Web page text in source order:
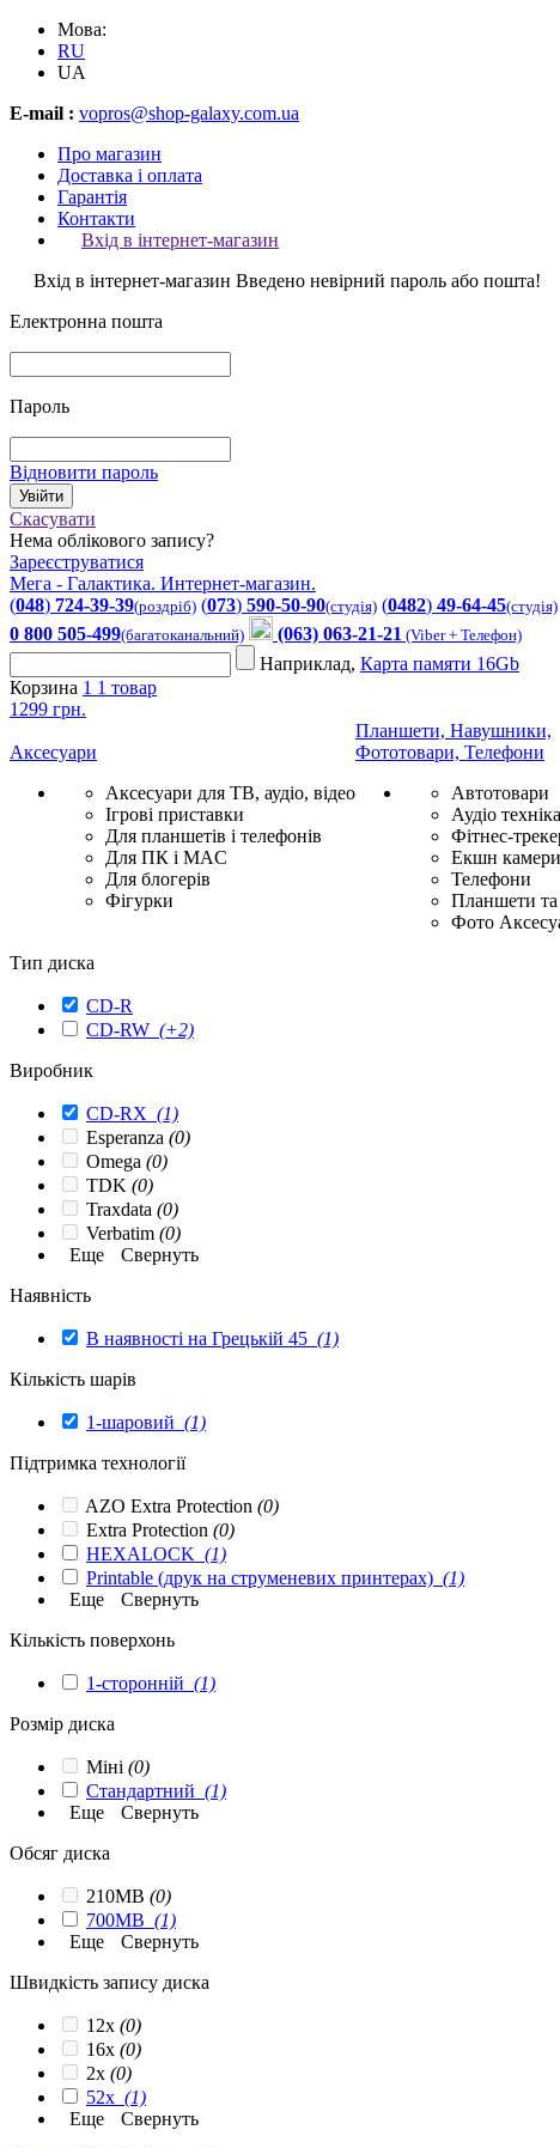
Мова:
RU
UA
E-mail : vopros@shop-galaxy.com.ua
Про магазин
Доставка і оплата
Гарантія
Контакти
Вхід в інтернет-магазин
Вхід в інтернет-магазин Введено невірний пароль або пошта!
Електронна пошта
Пароль
Відновити пароль
Скасувати
Нема облікового запису?
Зареєструватися
Мега - Галактика. Интернет-магазин.
(048) 724-39-39(роздріб) (073) 590-50-90(студія) (0482) 49-64-45(студія)
0 800 505-499(багатоканальний) (063) 063-21-21 (Viber + Телефон)
Наприклад, Карта памяти 16Gb
Корзина 1 1 товар
1299 грн.
Аксесуари
Аксесуари для ТВ, аудіо, відео
Ігрові приставки
Для планшетів і телефонів
Для ПК і MAC
Для блогерів
Фігурки
Планшети, Навушники,
Фототовари, Телефони
Автотовари
Аудіо техніка
Фітнес-
Екшн камери
Телефони
Планшети та
Фото
Тип диска
CD-R
CD-RW (+2)
Виробник
CD-RX (1)
Esperanza (0)
Omega (0)
TDK (0)
Traxdata (0)
Verbatim (0)
Еще
Свернуть
Наявність
В наявності на Грецькій 45 (1)
Кількість шарів
1-шаровий (1)
Підтримка технології
AZO Extra Protection (0)
Extra Protection (0)
HEXALOCK (1)
Printable (друк на струменевих принтерах) (1)
Еще
Свернуть
Кількість поверхонь
1-сторонній (1)
Розмір диска
Міні (0)
Стандартний (1)
Еще
Свернуть
Обсяг диска
210MB (0)
700MB (1)
Еще
Свернуть
Швидкість запису диска
12x (0)
16x (0)
2x (0)
52x (1)
Еще
Свернуть